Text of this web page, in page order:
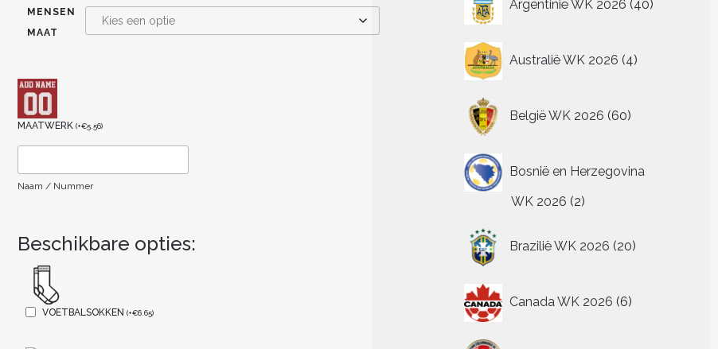
MENSEN
MAAT
MAATWERK(+€5.56)
Naam / Nummer
Beschikbare opties:
VOETBALSOKKEN(+€6.65)
Argentinië WK 2026 40
producten
Australië WK 2026 4
producten
België WK 2026 60
producten
Bosnië en Herzegovina
WK 2026 22
Brazilië WK 2026 20
producten
Canada WK 2026 6
producten